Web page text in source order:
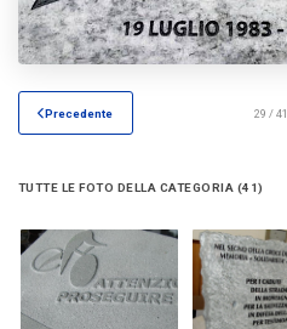
Precedente 29 / 41
TUTTE LE FOTO DELLA CATEGORIA (41)